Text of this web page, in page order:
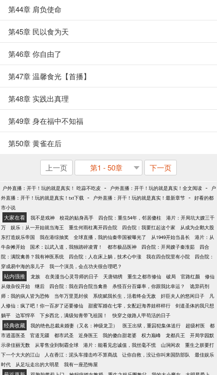
第44章 肩负使命
第45章 民以食为天
第46章 你自由了
第47章 温馨食光【首播】
第48章 实践出真理
第49章 身在福中不知福
第50章 黄雀在后
上一页 第1 - 50章 下一页
户外直播：开干！玩的就是真实！ 吃蒜不吃皮 - 户外直播：开干！玩的就是真实！全文阅读 -
户
外直播：开干！玩的就是真实！txt下载 - 户外直播：开干！玩的就是真实！最新章节 - 好看的都
市小说
大家在看 我不是戏神 校花的贴身高手 四合院：重生54年，邻居傻柱
港片：开局坑大嫂三千
万
娱乐：从一开始就当海王 重生何雨柱离开四合院 四合院：我要扛起这个家
从成为企鹅大股
东打造娱乐帝国
我在港综抽奖 全球直播，我的仙秦帝国被曝光了 从1949开始当县长
港片：从
牛杂摊开始
国术：以武入道，我独踏碎凌霄！ 都市极品医神 四合院：开局嫂子秦淮茹
四合
院：满院禽兽？我有神医系统
四合院：人在床上躺，技术心中涨 我在四合院里有小院
四合院：
穿成易中海的亲儿子
我一个演员，会点功夫很合理吧？
站内强推 龙族 在美漫当心灵导师的日子 天唐锦绣 重生之都市修仙 破局 官路红颜
修仙
从做杂役开始
继后 四合院：我在四合院当禽兽 杀怪百分百爆率，你跟我比幸运？
诡异药剂
师：我的病人皆为恐怖
当年万里觅封侯 系统赋我长生，活着终会无敌 奸臣夫人的悠闲日子
凡
人修仙：疯了吧！你一百岁了还要修仙
甜蜜军婚在七零，女配赶海养娃样样行
剑道圣体的我只想
躺平
边军悍卒 下乡西北，满级知青带飞祖国！ 快穿之做路人甲苟活的日子
经典收藏 我的绝色总裁未婚妻（又名：神级龙卫） 医王出狱，重囚犯集体送行 超级村医
都
市逍遥医圣
官道无疆 都市武圣 近身医王 我的傻白甜老婆 权力巅峰 龙都兵王
开局学园默
示录佳丽无数
从零售业到制霸全球 港片：能看见忠诚值，我丝毫不慌 山涧闲农
重生之朕要打
下一个大大的江山
人在香江：泥头车撞击咋不算商战 让你自救，没让你叫来国防部队
最佳娱乐
时代
从足坛走出的大明星 我有一座恐怖屋